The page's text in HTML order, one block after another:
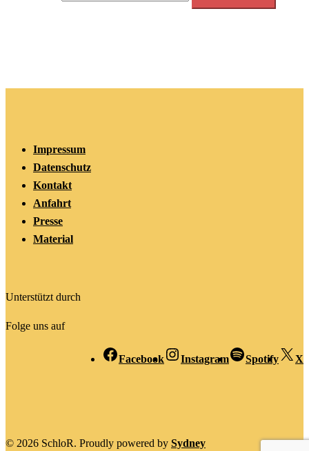
Impressum
Datenschutz
Kontakt
Anfahrt
Presse
Material
Unterstützt durch
Folge uns auf
Facebook Instagram Spotify X
© 2026 SchloR. Proudly powered by Sydney